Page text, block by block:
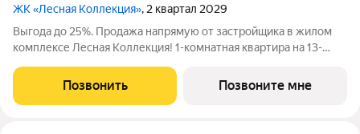
ЖК «Лесная Коллекция», 2 квартал 2029
Выгода до 25%. Продажа напрямую от застройщика в жилом
комплексе Лесная Коллекция! 1-комнатная квартира на 13-
жилой комплекс для тех, кто хочет жить в комфортной
городской среде и при этом
Позвонить Позвоните мне